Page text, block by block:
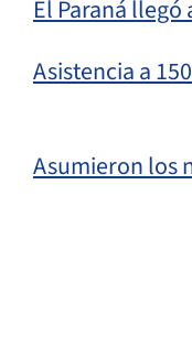
El Paraná
Asistencia a
Asumieron los